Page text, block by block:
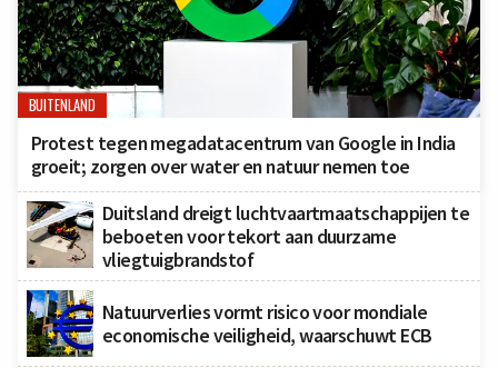
BUITENLAND
Protest tegen megadatacentrum van Google in India
groeit; zorgen over water en natuur nemen toe
Duitsland dreigt luchtvaartmaatschappijen te
beboeten voor tekort aan duurzame
vliegtuigbrandstof
Natuurverlies vormt risico voor mondiale
economische veiligheid, waarschuwt ECB